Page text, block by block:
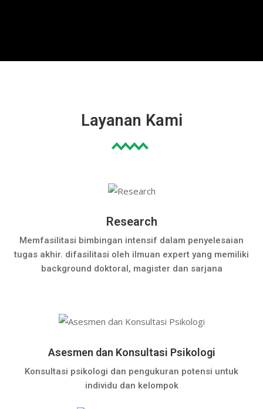
Layanan Kami
Research
Memfasilitasi bimbingan intensif dalam penyelesaian
tugas akhir. difasilitasi oleh ilmuan expert yang memiliki
background doktoral, magister dan sarjana
Asesmen dan Konsultasi Psikologi
Konsultasi psikologi dan pengukuran potensi untuk
individu dan kelompok